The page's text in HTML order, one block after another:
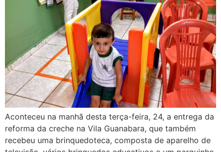
Aconteceu na manhã desta terça-feira, 24, a entrega da
reforma da creche na Vila Guanabara, que também
recebeu uma brinquedoteca, composta de aparelho de